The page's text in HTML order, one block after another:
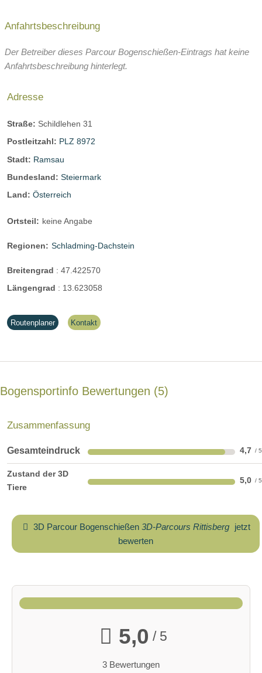
Anfahrtsbeschreibung
Der Betreiber dieses Parcour Bogenschießen-Eintrags hat keine
Anfahrtsbeschreibung hinterlegt.
Adresse
Straße: Schildlehen 31
Postleitzahl: PLZ 8972
Stadt: Ramsau
Bundesland: Steiermark
Land: Österreich
Ortsteil: keine Angabe
Regionen: Schladming-Dachstein
Breitengrad : 47.422570
Längengrad : 13.623058
Routenplaner Kontakt
Bogensportinfo Bewertungen 5
Zusammenfassung
Gesamteindruck 4,7
Zustand der 3D
Tiere
5,0
3D Parcour Bogenschießen 3D-Parcours Rittisberg
jetzt
bewerten
5,0 / 5
3 Bewertungen